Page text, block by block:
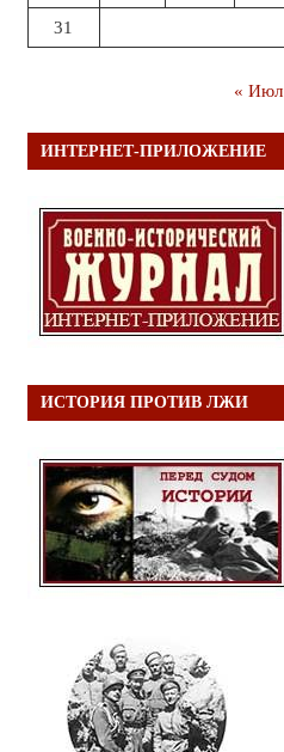
31
« Июл
ИНТЕРНЕТ-ПРИЛОЖЕНИЕ
ИСТОРИЯ ПРОТИВ ЛЖИ